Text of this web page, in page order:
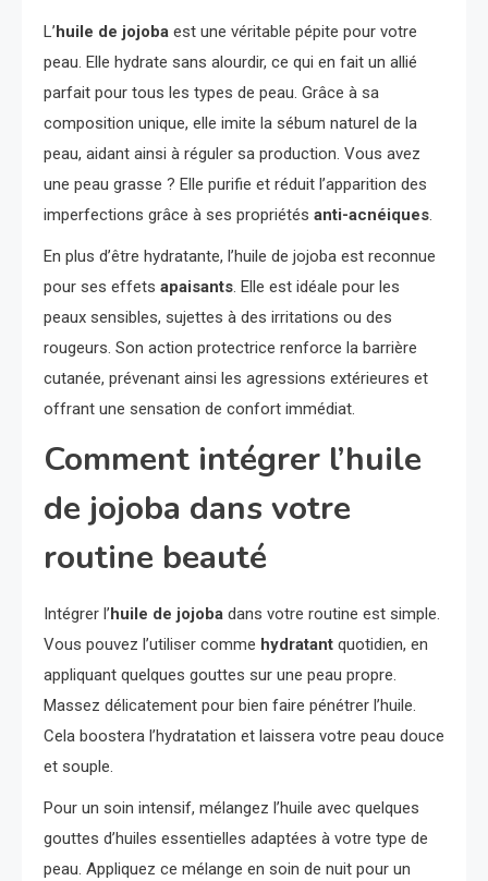
L’huile de jojoba est une véritable pépite pour votre
peau. Elle hydrate sans alourdir, ce qui en fait un allié
parfait pour tous les types de peau. Grâce à sa
composition unique, elle imite la sébum naturel de la
peau, aidant ainsi à réguler sa production. Vous avez
une peau grasse ? Elle purifie et réduit l’apparition des
imperfections grâce à ses propriétés anti-acnéiques.
En plus d’être hydratante, l’huile de jojoba est reconnue
pour ses effets apaisants. Elle est idéale pour les
peaux sensibles, sujettes à des irritations ou des
rougeurs. Son action protectrice renforce la barrière
cutanée, prévenant ainsi les agressions extérieures et
offrant une sensation de confort immédiat.
Comment intégrer l’huile
de jojoba dans votre
routine beauté
Intégrer l’huile de jojoba dans votre routine est simple.
Vous pouvez l’utiliser comme hydratant quotidien, en
appliquant quelques gouttes sur une peau propre.
Massez délicatement pour bien faire pénétrer l’huile.
Cela boostera l’hydratation et laissera votre peau douce
et souple.
Pour un soin intensif, mélangez l’huile avec quelques
gouttes d’huiles essentielles adaptées à votre type de
peau. Appliquez ce mélange en soin de nuit pour un